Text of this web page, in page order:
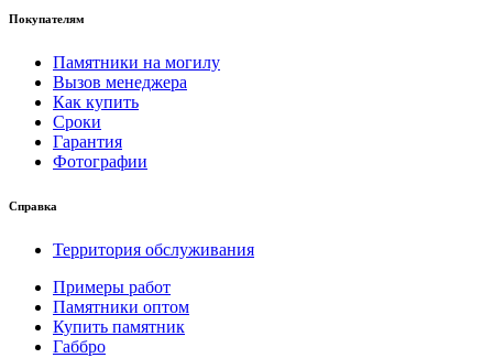
Покупателям
Памятники на могилу
Вызов менеджера
Как купить
Сроки
Гарантия
Фотографии
Справка
Территория обслуживания
Примеры работ
Памятники оптом
Купить памятник
Габбро